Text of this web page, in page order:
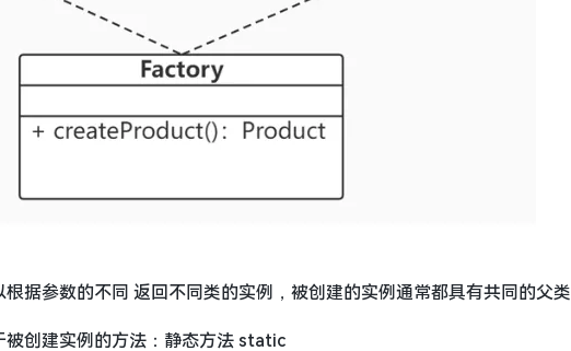
据参数的不同 返回不同类的实例，被创建的实例通常都具有共同的父类
被创建实例的方法：静态方法 static